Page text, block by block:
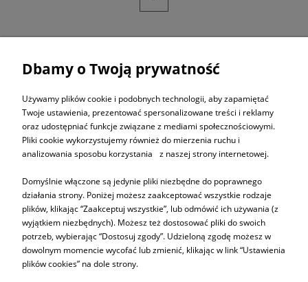
ZAPISZ SIĘ DO
NEWSLETTERA
Informacje
Dbamy o Twoją prywatność
Używamy plików cookie i podobnych technologii, aby zapamiętać
Twoje ustawienia, prezentować spersonalizowane treści i reklamy
oraz udostępniać funkcje związane z mediami społecznościowymi.
Pliki cookie wykorzystujemy również do mierzenia ruchu i
analizowania sposobu korzystania z naszej strony internetowej.
Domyślnie włączone są jedynie pliki niezbędne do poprawnego
działania strony. Poniżej możesz zaakceptować wszystkie rodzaje
plików, klikając “Zaakceptuj wszystkie”, lub odmówić ich używania (z
wyjątkiem niezbędnych). Możesz też dostosować pliki do swoich
potrzeb, wybierając “Dostosuj zgody”. Udzieloną zgodę możesz w
dowolnym momencie wycofać lub zmienić, klikając w link “Ustawienia
plików cookies” na dole strony.